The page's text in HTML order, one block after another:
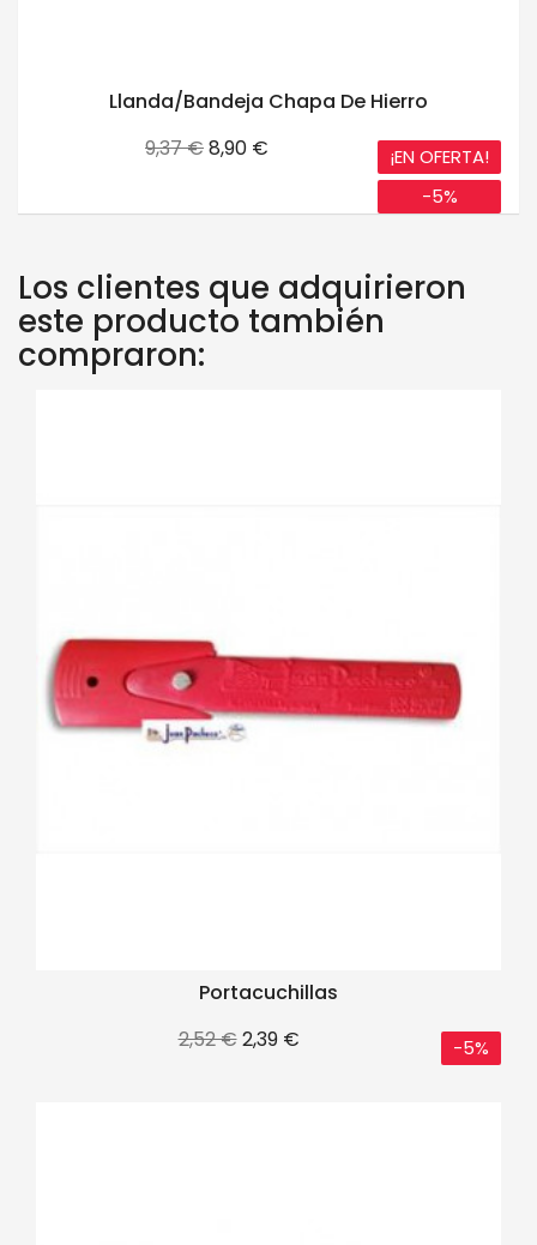
Llanda/Bandeja Chapa De Hierro
Precio
9,37 €Precio
8,90 €
¡EN OFERTA!
-5%
Los clientes que adquirieron
este producto también
compraron:
Portacuchillas
Precio
2,52 €Precio
2,39 € -5%